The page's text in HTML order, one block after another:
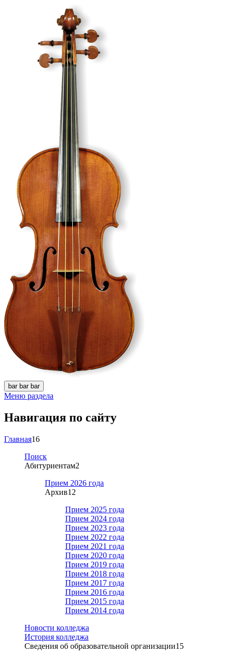
bar bar bar
Меню раздела
Навигация по сайту
Главная16
Поиск
Абитуриентам2
Прием 2026 года
Архив12
Прием 2025 года
Прием 2024 года
Прием 2023 года
Прием 2022 года
Прием 2021 года
Прием 2020 года
Прием 2019 года
Прием 2018 года
Прием 2017 года
Прием 2016 года
Прием 2015 года
Прием 2014 года
Новости колледжа
История колледжа
Сведения об образовательной организации15